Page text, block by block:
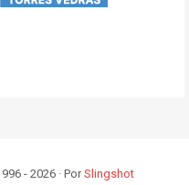
- 2026 · PorSlingshot